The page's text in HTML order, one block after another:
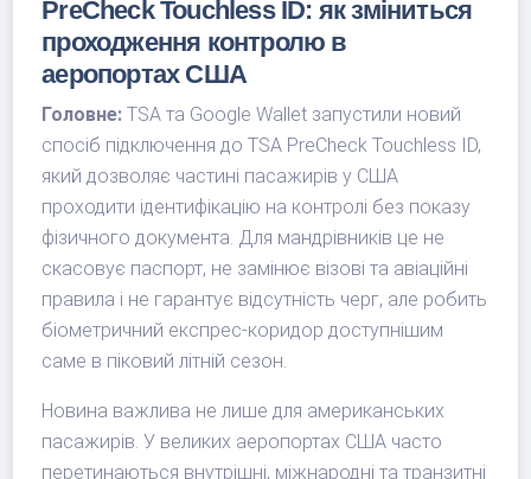
PreCheck Touchless ID: як зміниться
проходження контролю в
аеропортах США
Головне: TSA та Google Wallet запустили новий
спосіб підключення до TSA PreCheck Touchless ID,
який дозволяє частині пасажирів у США
проходити ідентифікацію на контролі без показу
фізичного документа. Для мандрівників це не
скасовує паспорт, не замінює візові та авіаційні
правила і не гарантує відсутність черг, але робить
біометричний експрес-коридор доступнішим
саме в піковий літній сезон.
Новина важлива не лише для американських
пасажирів. У великих аеропортах США часто
перетинаються внутрішні, міжнародні та транзитні